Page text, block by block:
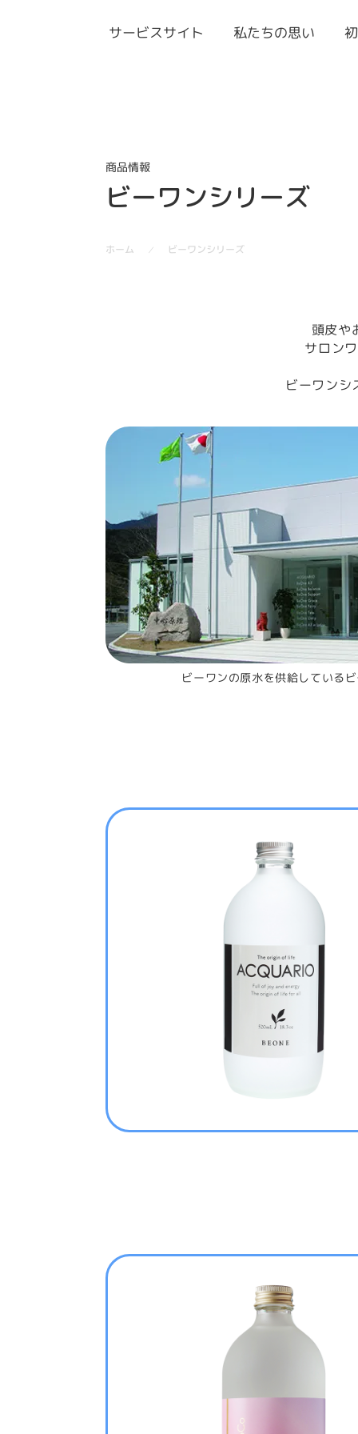
サービスサイト 私たちの思い
商品情報
ビーワンシリーズ
ホーム ／ ビーワンシリーズ
頭皮や
サロン
ビーワンシ
ビーワンの原水を供給している